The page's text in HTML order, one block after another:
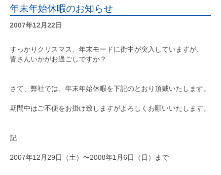
お問い合わせ
年末年始休暇のお知らせ
2007年12月22日
すっかりクリスマス、年末モードに街中が突入していますが、
皆さんいかがお過ごしですか？
さて、弊社では、年末年始休暇を下記のとおり頂戴いたします。
期間中はご不便をお掛け致しますがよろしくお願いいたします。
記
2007年12月29日（土）〜2008年1月6日（日）まで